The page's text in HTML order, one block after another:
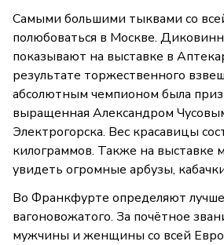
Самыми большими тыквами со
полюбоваться в Москве.
показывают на выставке в
результате торжественного
абсолютным чемпионом была
выращенная Александром
Электрогорска. Вес красавицы
килограммов. Также на выставке
увидеть огромные арбузы,
Во Франкфурте определяют
вагоновожатого. За почётное
мужчины и женщины со всей